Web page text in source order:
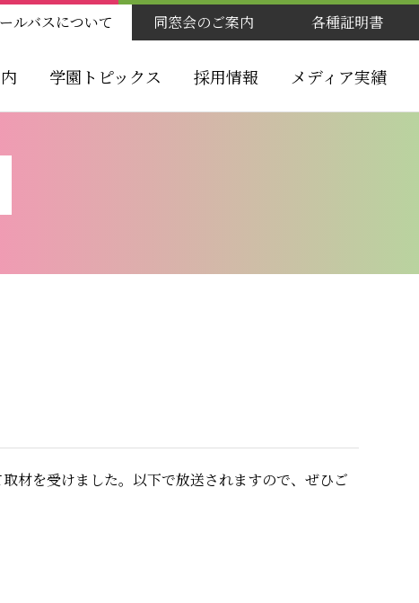
ルバスについて 同窓会のご案内 各種証明書
学園トピックス 採用情報 メディア実績
材を受けました。以下で放送されますので、ぜひご